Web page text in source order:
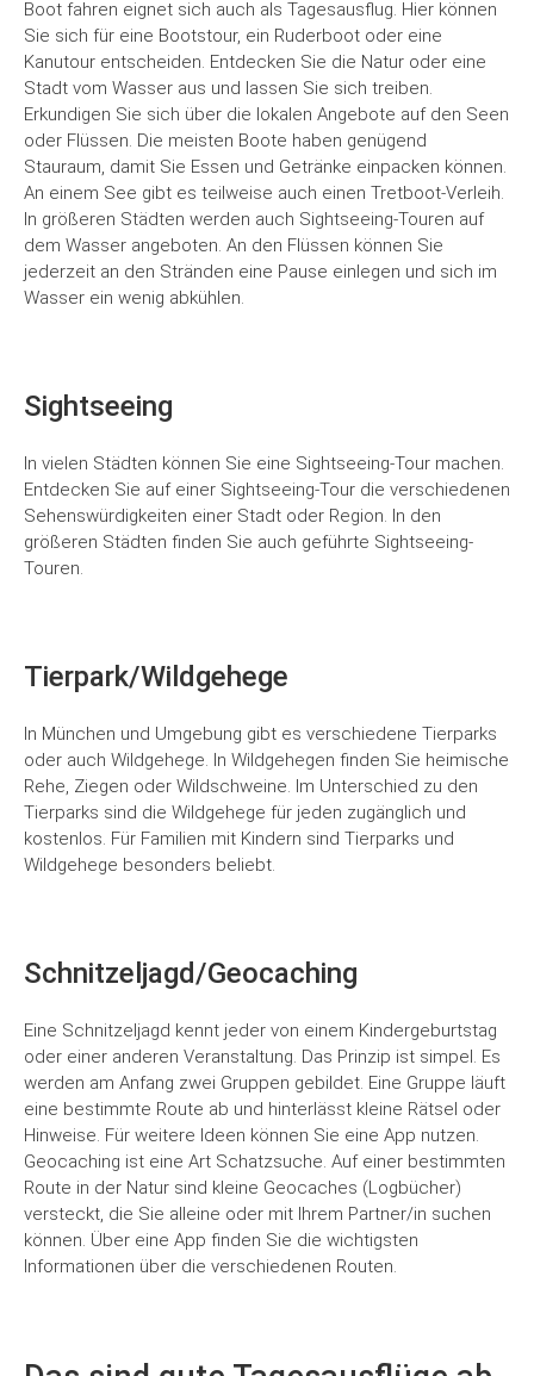
Boot fahren eignet sich auch als Tagesausflug. Hier können
Sie sich für eine Bootstour, ein Ruderboot oder eine
Kanutour entscheiden. Entdecken Sie die Natur oder eine
Stadt vom Wasser aus und lassen Sie sich treiben.
Erkundigen Sie sich über die lokalen Angebote auf den Seen
oder Flüssen. Die meisten Boote haben genügend
Stauraum, damit Sie Essen und Getränke einpacken können.
An einem See gibt es teilweise auch einen Tretboot-Verleih.
In größeren Städten werden auch Sightseeing-Touren auf
dem Wasser angeboten. An den Flüssen können Sie
jederzeit an den Stränden eine Pause einlegen und sich im
Wasser ein wenig abkühlen.
Sightseeing
In vielen Städten können Sie eine Sightseeing-Tour machen.
Entdecken Sie auf einer Sightseeing-Tour die verschiedenen
Sehenswürdigkeiten einer Stadt oder Region. In den
größeren Städten finden Sie auch geführte Sightseeing-
Touren.
Tierpark/Wildgehege
In München und Umgebung gibt es verschiedene Tierparks
oder auch Wildgehege. In Wildgehegen finden Sie heimische
Rehe, Ziegen oder Wildschweine. Im Unterschied zu den
Tierparks sind die Wildgehege für jeden zugänglich und
kostenlos. Für Familien mit Kindern sind Tierparks und
Wildgehege besonders beliebt.
Schnitzeljagd/Geocaching
Eine Schnitzeljagd kennt jeder von einem Kindergeburtstag
oder einer anderen Veranstaltung. Das Prinzip ist simpel. Es
werden am Anfang zwei Gruppen gebildet. Eine Gruppe läuft
eine bestimmte Route ab und hinterlässt kleine Rätsel oder
Hinweise. Für weitere Ideen können Sie eine App nutzen.
Geocaching ist eine Art Schatzsuche. Auf einer bestimmten
Route in der Natur sind kleine Geocaches (Logbücher)
versteckt, die Sie alleine oder mit Ihrem Partner/in suchen
können. Über eine App finden Sie die wichtigsten
Informationen über die verschiedenen Routen.